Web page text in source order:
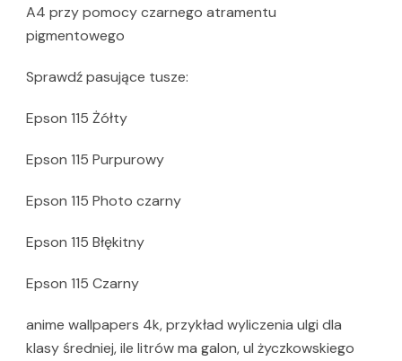
A4 przy pomocy czarnego atramentu
pigmentowego
Sprawdź pasujące tusze:
Epson 115 Żółty
Epson 115 Purpurowy
Epson 115 Photo czarny
Epson 115 Błękitny
Epson 115 Czarny
anime wallpapers 4k, przykład wyliczenia ulgi dla
klasy średniej, ile litrów ma galon, ul życzkowskiego